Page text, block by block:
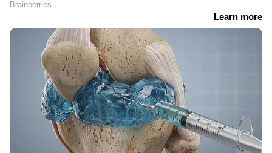
RECOMMENDED STORIES